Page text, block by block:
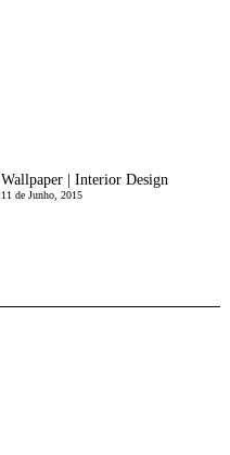
Wallpaper | Interior Design
11 de Junho, 2015